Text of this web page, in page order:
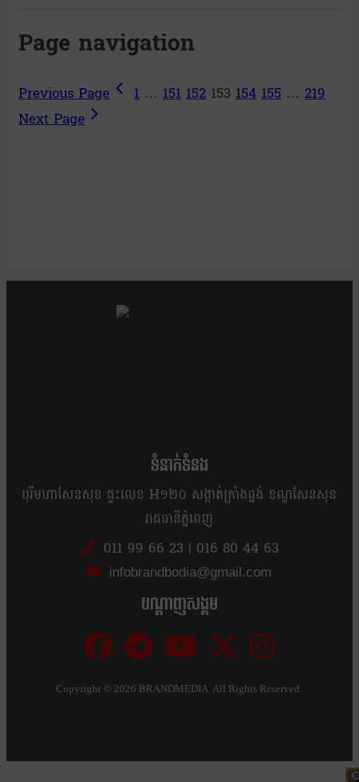
Page navigation
Previous Page 1 … 151152 153 154155 … 219
Next Page
ទំនាក់ទំនង
បុរីមហាសែនសុខ ផ្ទះលេខ H១២០ សង្កាត់ក្រាំងធ្នង់ ខណ្ឌសែនសុខ
រាជធានីភ្នំពេញ
011 99 66 23 | 016 80 44 63
infobrandbodia@gmail.com
បណ្ដាញសង្គម
Copyright ©2026 BRANDMEDIA. All Rights Reserved.